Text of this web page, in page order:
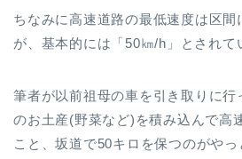
ちなみに高速道路の最低速度は区間
が、基本的には「50㎞/h」とされて
筆者が以前祖母の車を引き取りに
のお土産(野菜など)を積み込んで高
こと、坂道で50キロを保つのがや